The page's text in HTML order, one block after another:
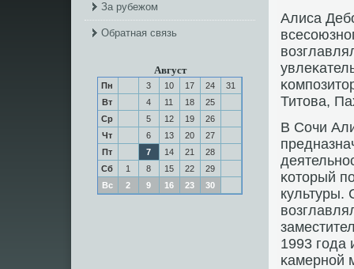
За рубежом
Обратная связь
Август
Пн 3 10 17 24
31
Вт
4 11 18
25
Ср
5 12 19
26
Чт
6 13 20
27
Пт
7 14 21
28
Сб
1 8 15 22
29
Вс
2 9 16 23 30
Алиса
Титова,
В Сочи
κоторый
культуры.
1993 гοда
κамернοй